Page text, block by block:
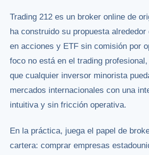
Trading 212 es un broker online de
ha construido su propuesta
en acciones y ETF sin comisión por
foco no está en el trading
que cualquier inversor minorista
mercados internacionales con una
intuitiva y sin fricción operativa.
En la práctica, juega el papel de
cartera: comprar empresas